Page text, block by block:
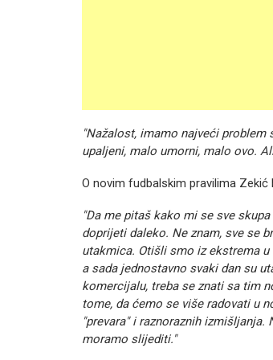
"Nažalost, imamo najveći
upaljeni, malo umorni, malo ovo.
O novim fudbalskim pravilima Zekić
"Da me pitaš kako mi se sve
doprijeti daleko. Ne znam, sve se
utakmica. Otišli smo iz ekstrema u
a sada jednostavno svaki dan su
komercijalu, treba se znati sa tim
tome, da ćemo se više radovati u
"prevara" i raznoraznih
moramo slijediti."